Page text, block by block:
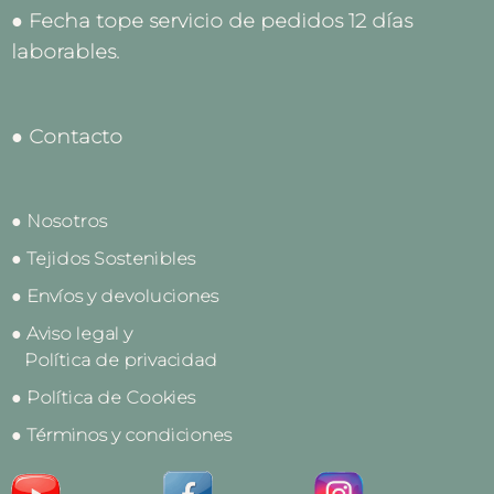
● Fecha tope servicio de pedidos 12 días
laborables.
● Contacto
● Nosotros
● Tejidos Sostenibles
● Envíos y devoluciones
● Aviso legal y
Política de privacidad
● Política de Cookies
● Términos y condiciones